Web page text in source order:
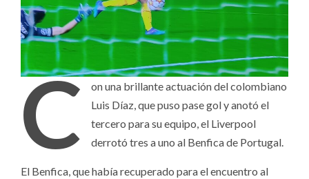
C
on una brillante actuación del colombiano
Luis Díaz, que puso pase gol y anotó el
tercero para su equipo, el Liverpool
derrotó tres a uno al Benfica de Portugal.
El Benfica, que había recuperado para el encuentro al